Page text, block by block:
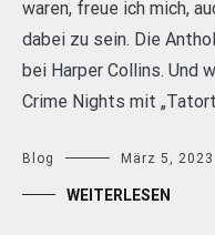
waren, freue ich mich,
dabei zu sein. Die
bei Harper Collins. Und
Crime Nights mit
Blog März 5, 2023
WEITERLESEN